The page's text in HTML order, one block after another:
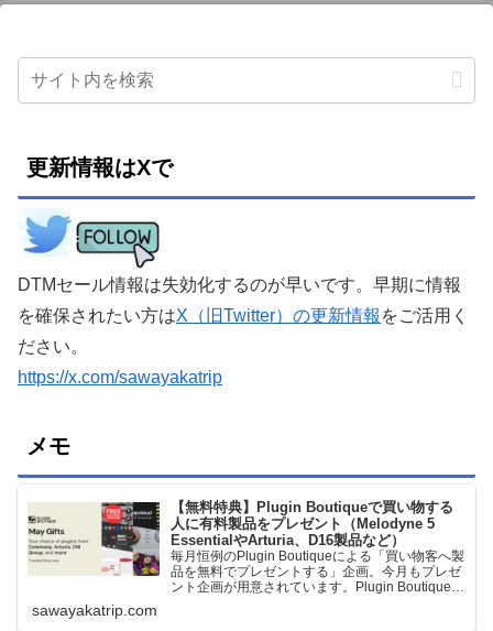
更新情報はXで
DTMセール情報は失効化するのが早いです。早期に情報
を確保されたい方はX（旧Twitter）の更新情報 をご活用く
ださい。
https://x.com/sawayakatrip
メモ
【無料特典】Plugin Boutiqueで買い物する
人に有料製品をプレゼント（Melodyne 5
EssentialやArturia、D16製品など）
毎月恒例のPlugin Boutiqueによる「買い物客へ製
品を無料でプレゼントする」企画。今月もプレゼ
ント企画が用意されています。Plugin Boutiqueで
sawayakatrip.com